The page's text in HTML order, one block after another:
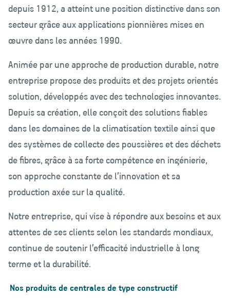
depuis 1912, a atteint une position distinctive dans son
secteur grâce aux applications pionnières mises en
œuvre dans les années 1990.
Animée par une approche de production durable, notre
entreprise propose des produits et des projets orientés
solution, développés avec des technologies innovantes.
Depuis sa création, elle conçoit des solutions fiables
dans les domaines de la climatisation textile ainsi que
des systèmes de collecte des poussières et des déchets
de fibres, grâce à sa forte compétence en ingénierie,
son approche constante de l’innovation et sa
production axée sur la qualité.
Notre entreprise, qui vise à répondre aux besoins et aux
attentes de ses clients selon les standards mondiaux,
continue de soutenir l’efficacité industrielle à long
terme et la durabilité.
Nos produits de centrales de type constructif